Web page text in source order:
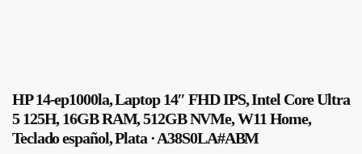
HP 14-ep1000la, Laptop 14″ FHD IPS, Intel Core Ultra
5 125H, 16GB RAM, 512GB NVMe, W11 Home,
Teclado español, Plata · A38S0LA#ABM